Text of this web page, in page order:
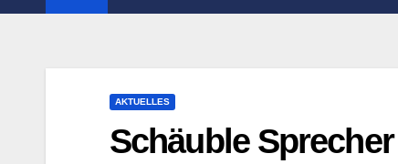
AKTUELLES
Schäuble